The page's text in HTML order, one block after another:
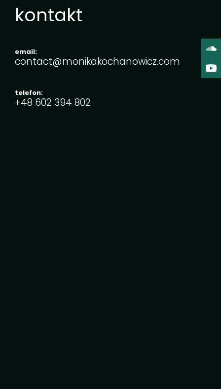
kontakt
email:
contact@monikakochanowicz.com
telefon:
+48 ‭602 394 802‬